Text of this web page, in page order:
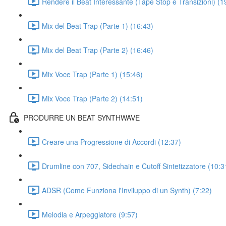
Mix del Beat Trap (Parte 1) (16:43)
Mix del Beat Trap (Parte 2) (16:46)
Mix Voce Trap (Parte 1) (15:46)
Mix Voce Trap (Parte 2) (14:51)
PRODURRE UN BEAT SYNTHWAVE
Creare una Progressione di Accordi (12:37)
Drumline con 707, Sidechain e Cutoff Sintetizzatore
ADSR (Come Funziona l'Inviluppo di un Synth) (7:22)
Melodia e Arpeggiatore (9:57)